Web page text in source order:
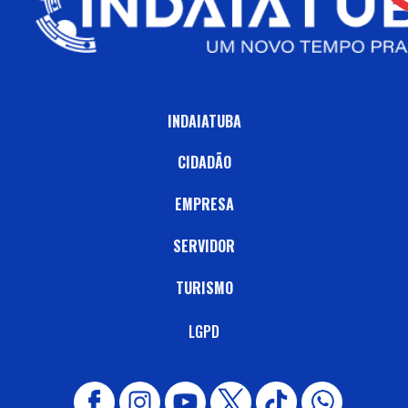
INDAIATUBA
CIDADÃO
EMPRESA
SERVIDOR
TURISMO
LGPD